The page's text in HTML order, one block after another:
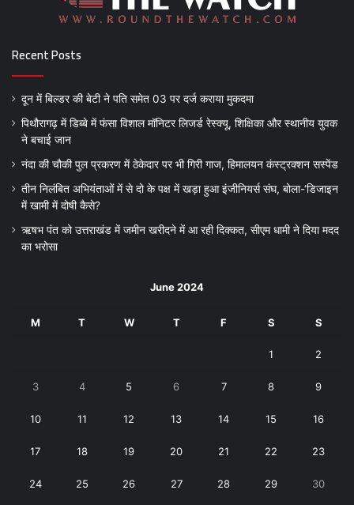
Recent Posts
दून में बिल्डर की बेटी ने पति समेत 03 पर दर्ज कराया मुकदमा
पिथौरागढ़ में डिब्बे में फंसा विशाल मॉनिटर लिजर्ड रेस्क्यू, शिक्षिका और स्थानीय युवक
ने बचाई जान
नंदा की चौकी पुल प्रकरण में ठेकेदार पर भी गिरी गाज, हिमालयन कंस्ट्रक्शन सस्पेंड
तीन निलंबित अभियंताओं में से दो के पक्ष में खड़ा हुआ इंजीनियर्स संघ, बोला-‘डिजाइन
में खामी में दोषी कैसे?
ऋषभ पंत को उत्तराखंड में जमीन खरीदने में आ रही दिक्कत, सीएम धामी ने दिया मदद
का भरोसा
June 2024
M T W T F S S
1 2
3 4 5 6 7 8 9
10 11 12 13 14 15 16
17 18 19 20 21 22 23
24 25 26 27 28 29 30